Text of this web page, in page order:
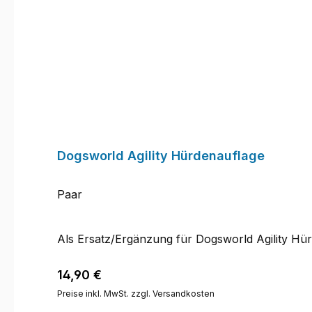
Dogsworld Agility Hürdenauflage
Paar
Als Ersatz/Ergänzung für Dogsworld Agility
Regulärer Preis:
14,90 €
Preise inkl. MwSt. zzgl. Versandkosten